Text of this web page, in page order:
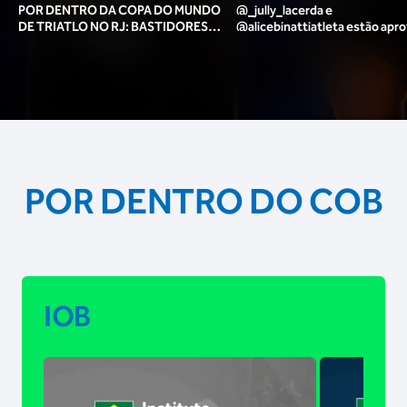
POR DENTRO DA COPA DO MUNDO
DE TRIATLO NO RJ: BASTIDORES,
@_jully_lacerda​ e
@alicebinattiatleta​ estão
POR DENTRO DO COB
IOB